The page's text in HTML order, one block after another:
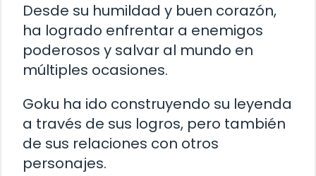
Desde su humildad y buen corazón,
ha logrado enfrentar a enemigos
poderosos y salvar al mundo en
múltiples ocasiones.
Goku ha ido construyendo su leyenda
a través de sus logros, pero también
de sus relaciones con otros
personajes.